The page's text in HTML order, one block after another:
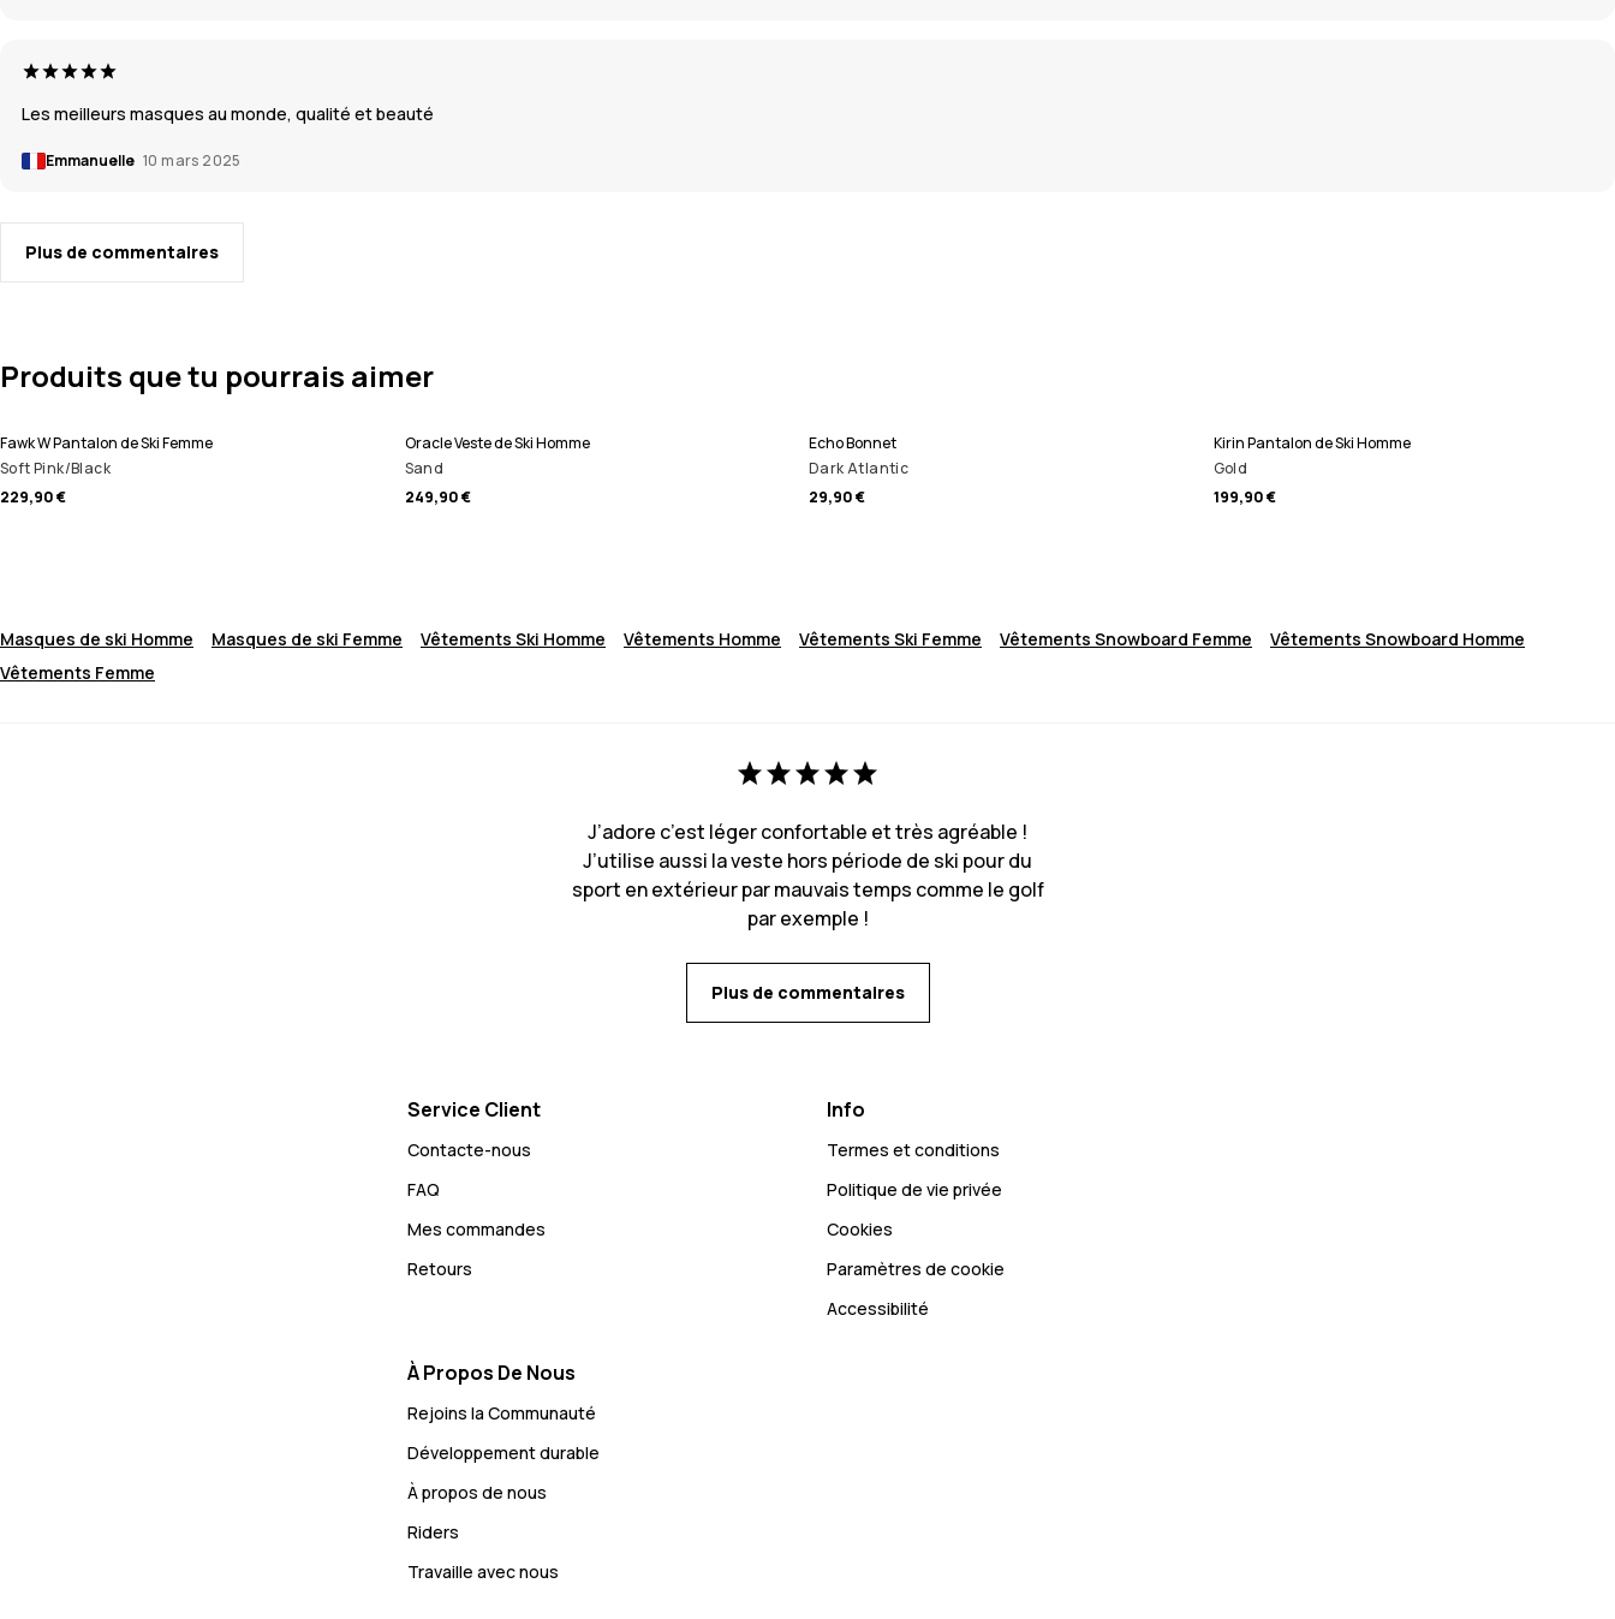
Les meilleurs masques au monde, qualité et beauté
Emmanuelle 10 mars 2025
Plus de commentaires
Produits que tu pourrais aimer
Fawk W Pantalon de Ski Femme
Soft Pink/Black
229,90 €
Oracle Veste de Ski Homme
Sand
249,90 €
Echo Bonnet
Dark Atlantic
29,90 €
Kirin Pantalon de Ski Homme
Gold
199,90 €
Masques de ski Homme Masques de ski Femme Vêtements Ski Homme Vêtements Homme Vêtements Ski Femme Vêtements Snowboard Femme
Vêtements Snowboard Homme
Vêtements Femme
J’adore c’est léger confortable et très agréable !
J’utilise aussi la veste hors période de ski pour du
sport en extérieur par mauvais temps comme le golf
par exemple !
Plus de commentaires
Service Client
Contacte-nous
FAQ
Mes commandes
Retours
Info
Termes et conditions
Politique de vie privée
Cookies
Paramètres de cookie
Accessibilité
À Propos De Nous
Rejoins la Communauté
Développement durable
À propos de nous
Riders
Travaille avec nous